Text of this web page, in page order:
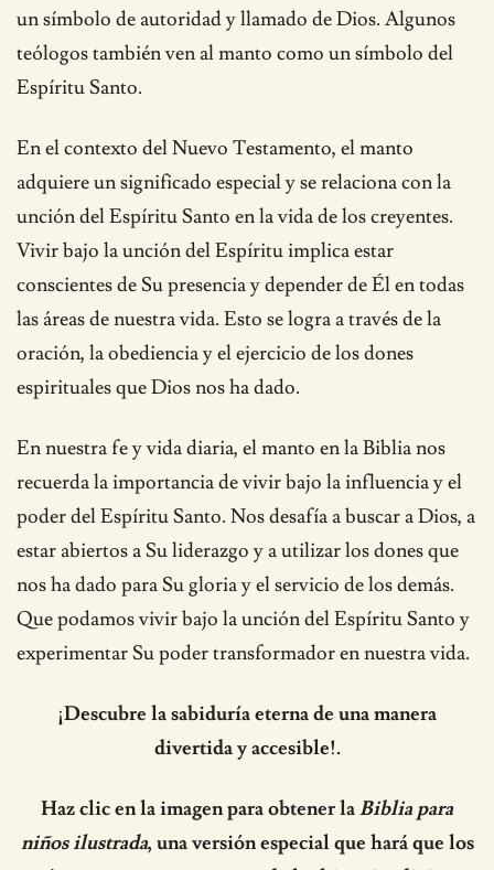
un símbolo de autoridad y llamado de Dios. Algunos
teólogos también ven al manto como un símbolo del
Espíritu Santo.
En el contexto del Nuevo Testamento, el manto
adquiere un significado especial y se relaciona con la
unción del Espíritu Santo en la vida de los creyentes.
Vivir bajo la unción del Espíritu implica estar
conscientes de Su presencia y depender de Él en todas
las áreas de nuestra vida. Esto se logra a través de la
oración, la obediencia y el ejercicio de los dones
espirituales que Dios nos ha dado.
En nuestra fe y vida diaria, el manto en la Biblia nos
recuerda la importancia de vivir bajo la influencia y el
poder del Espíritu Santo. Nos desafía a buscar a Dios, a
estar abiertos a Su liderazgo y a utilizar los dones que
nos ha dado para Su gloria y el servicio de los demás.
Que podamos vivir bajo la unción del Espíritu Santo y
experimentar Su poder transformador en nuestra vida.
¡Descubre la sabiduría eterna de una manera
divertida y accesible!.
Haz clic en la imagen para obtener laBiblia para
niños ilustrada, una versión especial que hará que los